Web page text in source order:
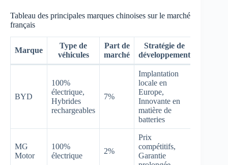
Tableau des principales marques chinoises sur le marché
français
Marque
Type de
véhicules
Part de
marché
Stratégie de
développement
BYD
100%
électrique,
Hybrides
rechargeables
7%
Implantation
locale en
Europe,
Innovante en
matière de
batteries
MG
Motor
100%
électrique
2%
Prix
compétitifs,
Garantie